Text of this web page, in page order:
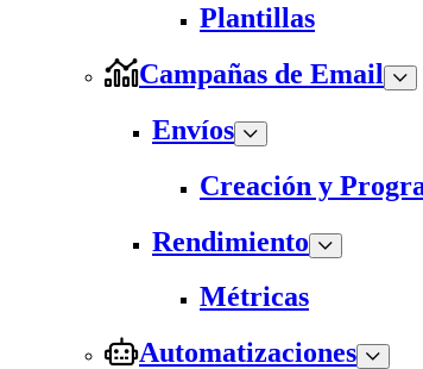
Plantillas
Campañas de Email
Envíos
Creación y
Rendimiento
Métricas
Automatizaciones